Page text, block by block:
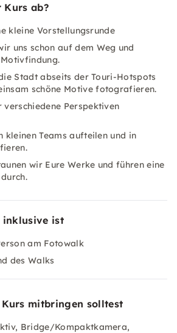
Kurs ab?
kleine Vorstellungsrunde
uns schon auf dem Weg und
Stadt abseits der Touri-Hotspots
schöne Motive fotografieren.
verschiedene Perspektiven
kleinen Teams aufteilen und in
wir Eure Werke und führen eine
inklusive ist
am Fotowalk
des Walks
Kurs mitbringen solltest
Bridge/Kompaktkamera,